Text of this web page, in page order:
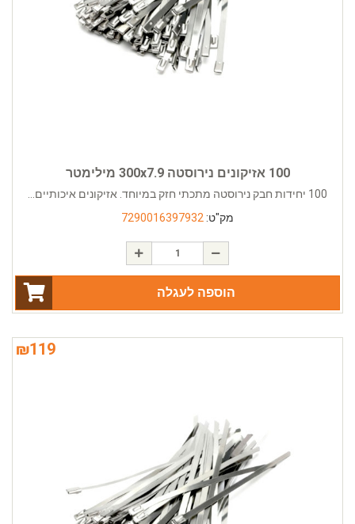
100 אזיקונים נירוסטה 300x7.9 מילימטר
100 יחידות חבק נירוסטה מתכתי חזק במיוחד. אזיקונים איכותיים...
מק"ט: 7290016397932
הוספה לעגלה
₪119